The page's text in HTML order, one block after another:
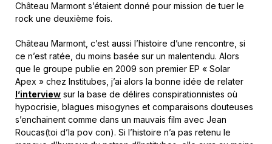
Château Marmont s’étaient donné pour mission de tuer le
rock une deuxième fois.
Château Marmont, c’est aussi l’histoire d’une rencontre, si
ce n’est ratée, du moins basée sur un malentendu. Alors
que le groupe publie en 2009 son premier EP « Solar
Apex » chez Institubes, j’ai alors la bonne idée de relater
l’interview sur la base de délires conspirationnistes où
hypocrisie, blagues misogynes et comparaisons douteuses
s’enchainent comme dans un mauvais film avec Jean
Roucas(toi d’la pov con). Si l’histoire n’a pas retenu le